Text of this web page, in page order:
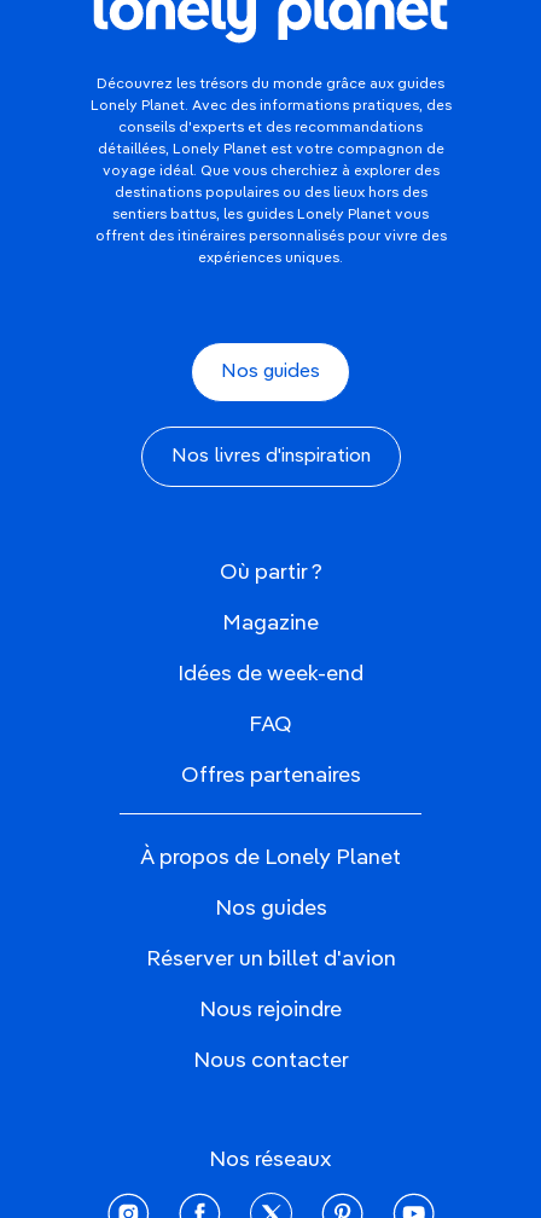
Découvrez les trésors du monde grâce aux guides
Lonely Planet. Avec des informations pratiques, des
conseils d'experts et des recommandations
détaillées, Lonely Planet est votre compagnon de
voyage idéal. Que vous cherchiez à explorer des
destinations populaires ou des lieux hors des
sentiers battus, les guides Lonely Planet vous
offrent des itinéraires personnalisés pour vivre des
expériences uniques.
Nos guides
Nos livres d'inspiration
Où partir ?
Magazine
Idées de week-end
FAQ
Offres partenaires
À propos de Lonely Planet
Nos guides
Réserver un billet d'avion
Nous rejoindre
Nous contacter
Nos réseaux
instagramfacebooktwitter pinterestyoutube